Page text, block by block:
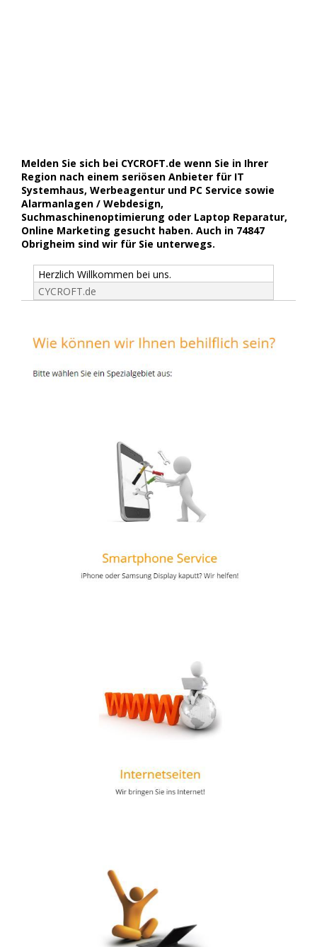
Melden Sie sich bei CYCROFT.de wenn Sie in Ihrer
Region nach einem seriösen Anbieter für IT
Systemhaus, Werbeagentur und PC Service sowie
Alarmanlagen / Webdesign,
Suchmaschinenoptimierung oder Laptop Reparatur,
Online Marketing gesucht haben. Auch in 74847
Obrigheim sind wir für Sie unterwegs.
Herzlich Willkommen bei uns.
CYCROFT.de